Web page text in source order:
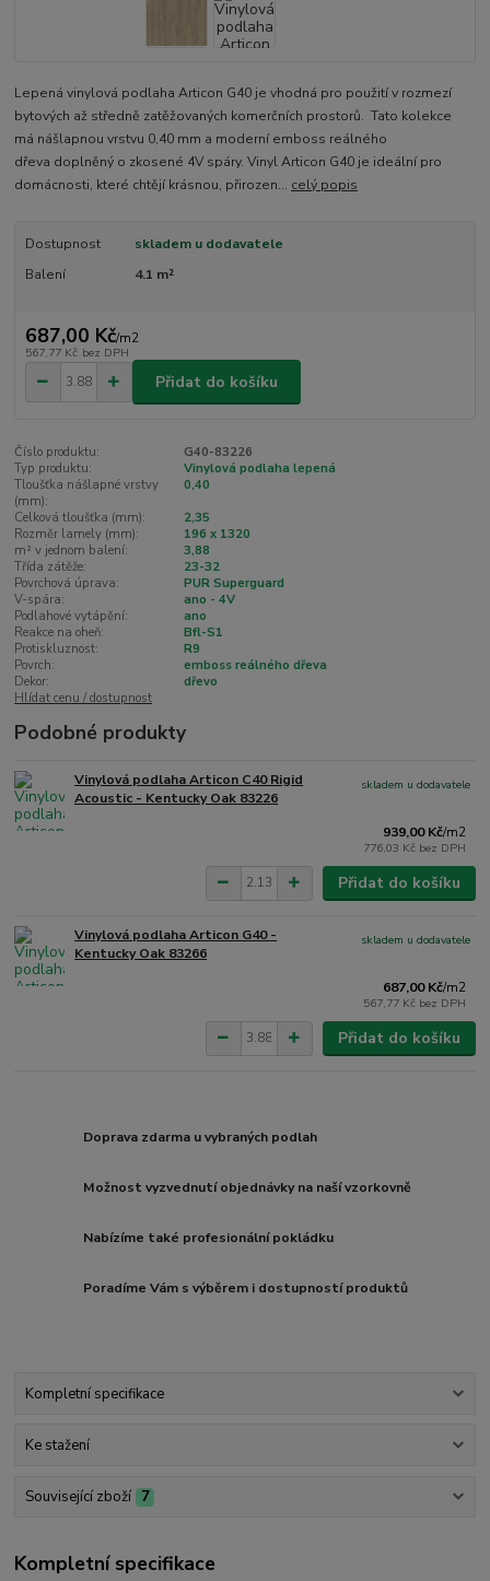
Lepená vinylová podlaha Articon G40 je vhodná pro použití v rozmezí
bytových až středně zatěžovaných komerčních prostorů. Tato kolekce
má nášlapnou vrstvu 0,40 mm a moderní emboss reálného
dřeva doplněný o zkosené 4V spáry. Vinyl Articon G40 je ideální pro
domácnosti, které chtějí krásnou, přirozen... celý popis
Dostupnost
skladem u dodavatele
Balení
4.1 m²
687,00 Kč/m2
567,77 Kč bez DPH
Přidat do košíku
Číslo produktu:
G40-83226
Typ produktu:
Vinylová podlaha lepená
Tloušťka nášlapné vrstvy
(mm):
0,40
Celková tloušťka (mm):
2,35
Rozměr lamely (mm):
196 x 1320
m² v jednom balení:
3,88
Třída zátěže:
23-32
Povrchová úprava:
PUR Superguard
V-spára:
ano - 4V
Podlahové vytápění:
ano
Reakce na oheň:
Bfl-S1
Protiskluznost:
R9
Povrch:
emboss reálného dřeva
Dekor:
dřevo
Hlídat cenu / dostupnost
Podobné produkty
Vinylová podlaha Articon C40 Rigid
Acoustic - Kentucky Oak 83226
939,00 Kč/m2
776,03 Kč bez DPH
skladem u dodavatele
Přidat do košíku
Vinylová podlaha Articon G40 -
Kentucky Oak 83266
687,00 Kč/m2
567,77 Kč bez DPH
skladem u dodavatele
Přidat do košíku
Doprava zdarma u vybraných podlah
Možnost vyzvednutí objednávky na naší vzorkovně
Nabízíme také profesionální pokládku
Poradíme Vám s výběrem i dostupností produktů
Kompletní specifikace
Ke stažení
Související zboží 7
Kompletní specifikace